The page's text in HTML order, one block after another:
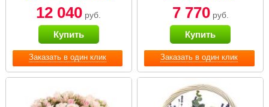
Заказать в один клик
12 040 руб.
Купить
Заказать в один клик
7 770руб.
Купить